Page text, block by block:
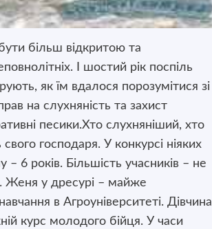
більш відкритою та
І шостий рік поспіль
як їм вдалося порозумітися зі
на слухняність та захист
песики.Хто слухняніший, хто
господаря. У конкурсі ніяких
років. Більшість учасників – не
Женя у дресурі – майже
в Агроуніверситеті. Дівчина
курс молодого бійця. У часи